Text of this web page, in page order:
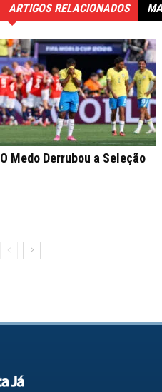
ARTIGOS RELACIONADOS
O Medo Derrubou a Seleção